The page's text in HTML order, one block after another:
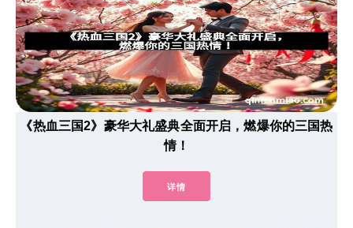
《热血三国2》豪华大礼盛典全面开启，燃爆你的三国热
情！
详情